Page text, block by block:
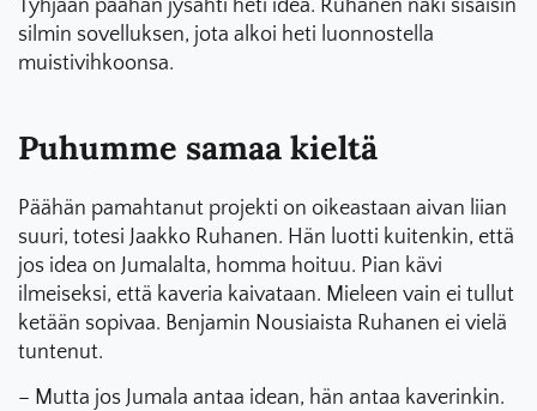
Tyhjään päähän jysähti heti idea. Ruhanen näki sisäisin
silmin sovelluksen, jota alkoi heti luonnostella
muistivihkoonsa.
Puhumme samaa kieltä
Päähän pamahtanut projekti on oikeastaan aivan liian
suuri, totesi Jaakko Ruhanen. Hän luotti kuitenkin, että
jos idea on Jumalalta, homma hoituu. Pian kävi
ilmeiseksi, että kaveria kaivataan. Mieleen vain ei tullut
ketään sopivaa. Benjamin Nousiaista Ruhanen ei vielä
tuntenut.
– Mutta jos Jumala antaa idean, hän antaa kaverinkin.